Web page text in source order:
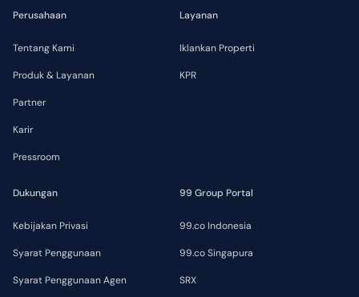
Perusahaan
Tentang Kami
Produk & Layanan
Partner
Karir
Pressroom
Layanan
Iklankan Properti
KPR
Dukungan
Kebijakan Privasi
Syarat Penggunaan
Syarat Penggunaan Agen
99 Group Portal
99.co Indonesia
99.co Singapura
SRX